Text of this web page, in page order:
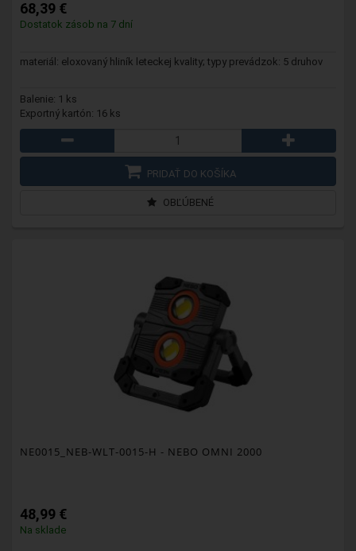
68,39 €
Dostatok zásob na 7 dní
materiál: eloxovaný hliník leteckej kvality; typy prevádzok: 5 druhov
Balenie: 1 ks
Exportný kartón: 16 ks
PRIDAŤ DO KOŠÍKA
OBĽÚBENÉ
NE0015_NEB-WLT-0015-H - NEBO OMNI 2000
48,99 €
Na sklade